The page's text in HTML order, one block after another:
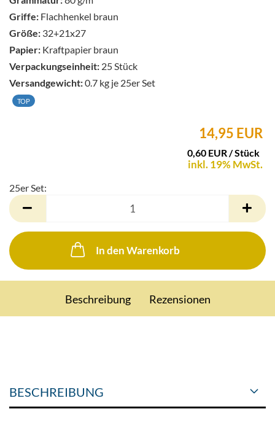
Griffe: Flachhenkel braun
Größe: 32+21x27
Papier: Kraftpapier braun
Verpackungseinheit: 25 Stück
Versandgewicht:0.7 kg je 25er Set
TOP
14,95 EUR
0,60 EUR / Stück
inkl. 19% MwSt.
25er Set:
25er
Set
In den Warenkorb
Beschreibung Rezensionen
BESCHREIBUNG